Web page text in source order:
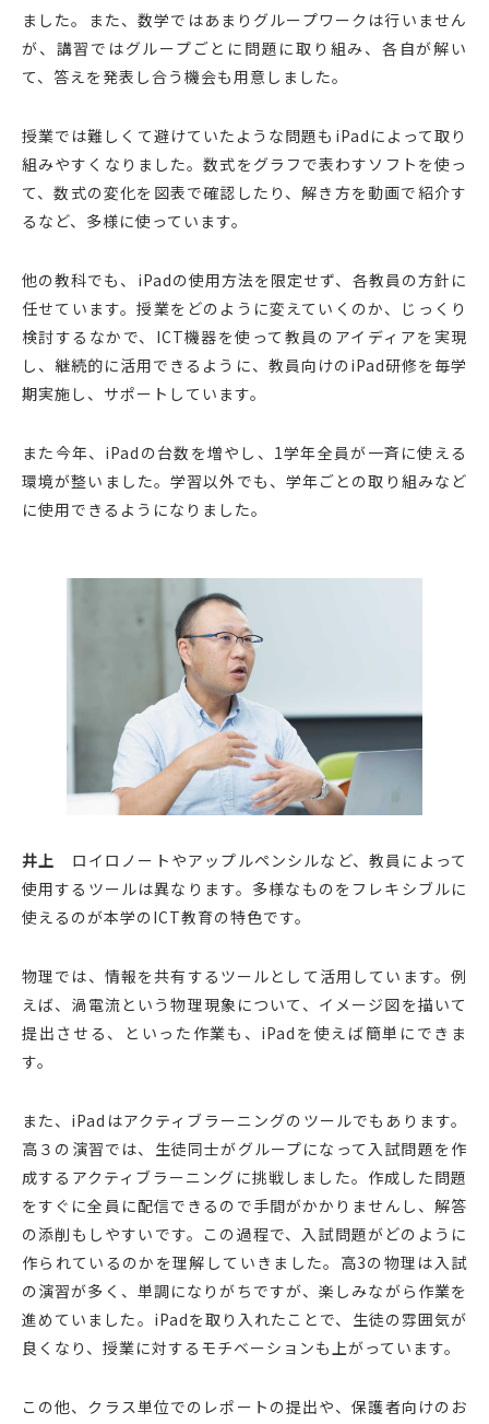
ました。また、数学ではあまりグループワークは行いません
が、講習ではグループごとに問題に取り組み、各自が解い
て、答えを発表し合う機会も用意しました。
授業では難しくて避けていたような問題もiPadによって取り
組みやすくなりました。数式をグラフで表わすソフトを使っ
て、数式の変化を図表で確認したり、解き方を動画で紹介す
るなど、多様に使っています。
他の教科でも、iPadの使用方法を限定せず、各教員の方針に
任せています。授業をどのように変えていくのか、じっくり
検討するなかで、ICT機器を使って教員のアイディアを実現
し、継続的に活用できるように、教員向けのiPad研修を毎学
期実施し、サポートしています。
また今年、iPadの台数を増やし、1学年全員が一斉に使える
環境が整いました。学習以外でも、学年ごとの取り組みなど
に使用できるようになりました。
井上 ロイロノートやアップルペンシルなど、教員によって
使用するツールは異なります。多様なものをフレキシブルに
使えるのが本学のICT教育の特色です。
物理では、情報を共有するツールとして活用しています。例
えば、渦電流という物理現象について、イメージ図を描いて
提出させる、といった作業も、iPadを使えば簡単にできま
す。
また、iPadはアクティブラーニングのツールでもあります。
高３の演習では、生徒同士がグループになって入試問題を作
成するアクティブラーニングに挑戦しました。作成した問題
をすぐに全員に配信できるので手間がかかりませんし、解答
の添削もしやすいです。この過程で、入試問題がどのように
作られているのかを理解していきました。高3の物理は入試
の演習が多く、単調になりがちですが、楽しみながら作業を
進めていました。iPadを取り入れたことで、生徒の雰囲気が
良くなり、授業に対するモチベーションも上がっています。
この他、クラス単位でのレポートの提出や、保護者向けのお